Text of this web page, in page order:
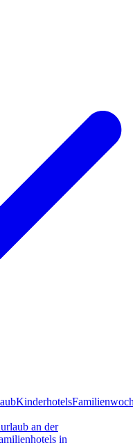
Kinderhotels
an der
in